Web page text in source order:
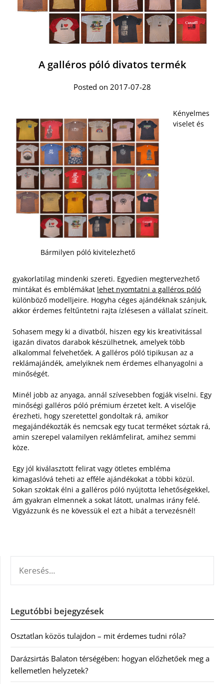
A galléros póló divatos termék
Posted on 2017-07-28
Bármilyen póló kivitelezhető
Kényelmes
viselet és
gyakorlatilag mindenki szereti. Egyedien megtervezhető
mintákat és emblémákat lehet nyomtatni a galléros póló
különböző modelljeire. Hogyha céges ajándéknak szánjuk,
akkor érdemes feltűntetni rajta ízlésesen a vállalat színeit.
Sohasem megy ki a divatból, hiszen egy kis kreativitással
igazán divatos darabok készülhetnek, amelyek több
alkalommal felvehetőek. A galléros póló tipikusan az a
reklámajándék, amelyiknek nem érdemes elhanyagolni a
minőségét.
Minél jobb az anyaga, annál szívesebben fogják viselni. Egy
minőségi galléros póló prémium érzetet kelt. A viselője
érezheti, hogy szeretettel gondoltak rá, amikor
megajándékozták és nemcsak egy tucat terméket sóztak rá,
amin szerepel valamilyen reklámfelirat, amihez semmi
köze.
Egy jól kiválasztott felirat vagy ötletes embléma
kimagaslóvá teheti az efféle ajándékokat a többi közül.
Sokan szoktak élni a galléros póló nyújtotta lehetőségekkel,
ám gyakran elmennek a sokat látott, unalmas irány felé.
Vigyázzunk és ne kövessük el ezt a hibát a tervezésnél!
Legutóbbi bejegyzések
Osztatlan közös tulajdon – mit érdemes tudni róla?
Darázsirtás Balaton térségében: hogyan előzhetőek meg a
kellemetlen helyzetek?